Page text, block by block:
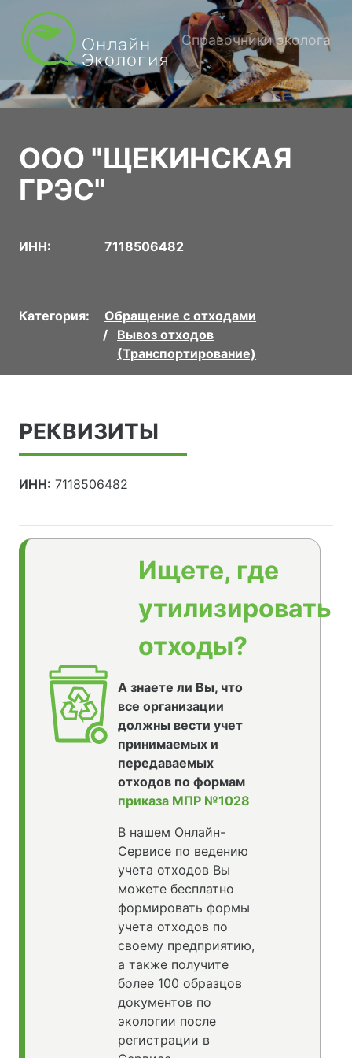
Справочники эколога
ООО "ЩЕКИНСКАЯ
ГРЭС"
ИНН: 7118506482
Категория:
Обращение с отходами
Вывоз отходов
(Транспортирование)
РЕКВИЗИТЫ
ИНН: 7118506482
Ищете, где
утилизировать
отходы?
А знаете ли Вы, что
все организации
должны вести учет
принимаемых и
передаваемых
отходов по формам
приказа МПР №1028
В нашем Онлайн-
Сервисе по ведению
учета отходов Вы
можете бесплатно
формировать формы
учета отходов по
своему предприятию,
а также получите
более 100 образцов
документов по
экологии после
регистрации в